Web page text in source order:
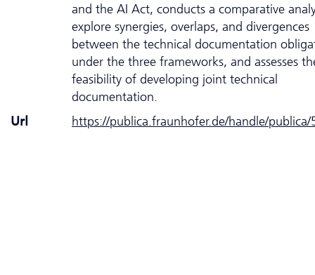
and the AI Act, conducts a comparative
explore synergies, overlaps, and divergences
between the technical documentation
under the three frameworks, and assesses
feasibility of developing joint technical
documentation.
Url
https://publica.fraunhofer.de/handle/